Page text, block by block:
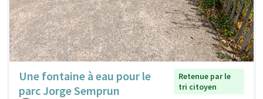
Une fontaine à eau pour le
parc Jorge Semprun
Retenue par le
tri citoyen